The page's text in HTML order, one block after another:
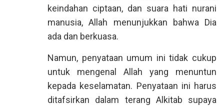
keindahan ciptaan, dan suara hati nurani
manusia, Allah menunjukkan bahwa Dia
ada dan berkuasa.
Namun, penyataan umum ini tidak cukup
untuk mengenal Allah yang menuntun
kepada keselamatan. Penyataan ini harus
ditafsirkan dalam terang Alkitab supaya